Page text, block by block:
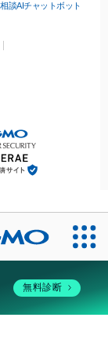
談AIチャットボット
無料診断